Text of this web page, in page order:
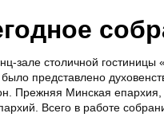
зале столичной
представлено
Прежняя Минская
Всего в работе